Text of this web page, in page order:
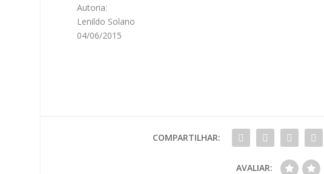
Autoria:
Lenildo Solano
04/06/2015
COMPARTILHAR:
AVALIAR: